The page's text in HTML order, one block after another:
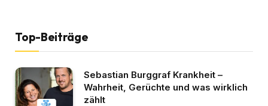
Top-Beiträge
Sebastian Burggraf Krankheit –
Wahrheit, Gerüchte und was wirklich
zählt